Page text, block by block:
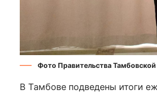
Фото Правительства Тамбовской
В Тамбове подведены итоги